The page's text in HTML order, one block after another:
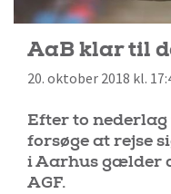
AaB klar til
20. oktober 2018 kl.
Efter to
forsøge at rejse
i Aarhus gælder
AGF.